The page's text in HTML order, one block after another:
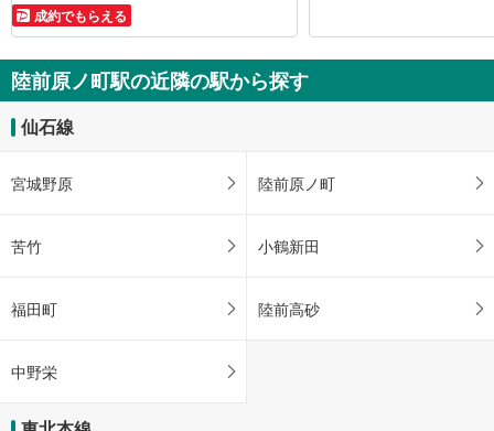
成約でもらえる
陸前原ノ町駅の近隣の駅から探す
仙石線
宮城野原 陸前原ノ町
苦竹 小鶴新田
福田町 陸前高砂
中野栄